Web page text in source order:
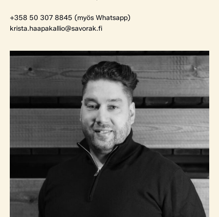
+358 50 307 8845 (myös Whatsapp)
krista.haapakallio@savorak.fi